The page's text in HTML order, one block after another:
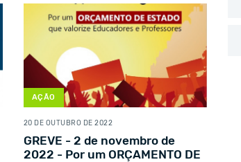
AÇÃO
20 DE OUTUBRO DE 2022
GREVE - 2 de novembro de
2022 - Por um ORÇAMENTO DE